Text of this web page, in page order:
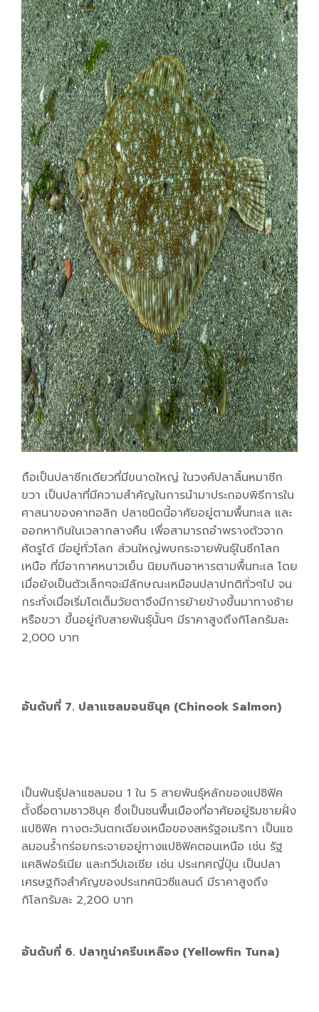
ถือเป็นปลาซีกเดียวที่มีขนาดใหญ่ ในวงศ์ปลาลิ้นหมาซีก
ขวา เป็นปลาที่มีความสำคัญในการนำมาประกอบพิธีการใน
ศาสนาของคาทอลิก ปลาชนิดนี้อาศัยอยู่ตามพื้นทะเล และ
ออกหากินในเวลากลางคืน เพื่อสามารถอำพรางตัวจาก
ศัตรูได้ มีอยู่ทั่วโลก ส่วนใหญ่พบกระจายพันธุ์ในซีกโลก
เหนือ ที่มีอากาศหนาวเย็น นิยมกินอาหารตามพื้นทะเล โดย
เมื่อยังเป็นตัวเล็กๆจะมีลักษณะเหมือนปลาปกติทั่วๆไป จน
กระทั่งเมื่อเริ่มโตเต็มวัยตาจึงมีการย้ายข้างขึ้นมาทางซ้าย
หรือขวา ขึ้นอยู่กับสายพันธุ์นั้นๆ มีราคาสูงถึงกิโลกรัมละ
2,000 บาท
อันดับที่ 7. ปลาแซลมอนชินุค (Chinook Salmon)
เป็นพันธุ์ปลาแซลมอน 1 ใน 5 สายพันธุ์หลักของแปซิฟิค
ตั้งชื่อตามชาวชินุค ซึ่งเป็นชนพื้นเมืองที่อาศัยอยู่ริมชายฝั่ง
แปซิฟิค ทางตะวันตกเฉียงเหนือของสหรัฐอเมริกา เป็นแซ
ลมอนร้ำกร่อยกระจายอยู่ทางแปซิฟิคตอนเหนือ เช่น รัฐ
แคลิฟอร์เนีย และทวีปเอเชีย เช่น ประเทศญี่ปุ่น เป็นปลา
เศรษฐกิจสำคัญของประเทศนิวซีแลนด์ มีราคาสูงถึง
กิโลกรัมละ 2,200 บาท
อันดับที่ 6. ปลาทูน่าครีบเหลือง (Yellowfin Tuna)